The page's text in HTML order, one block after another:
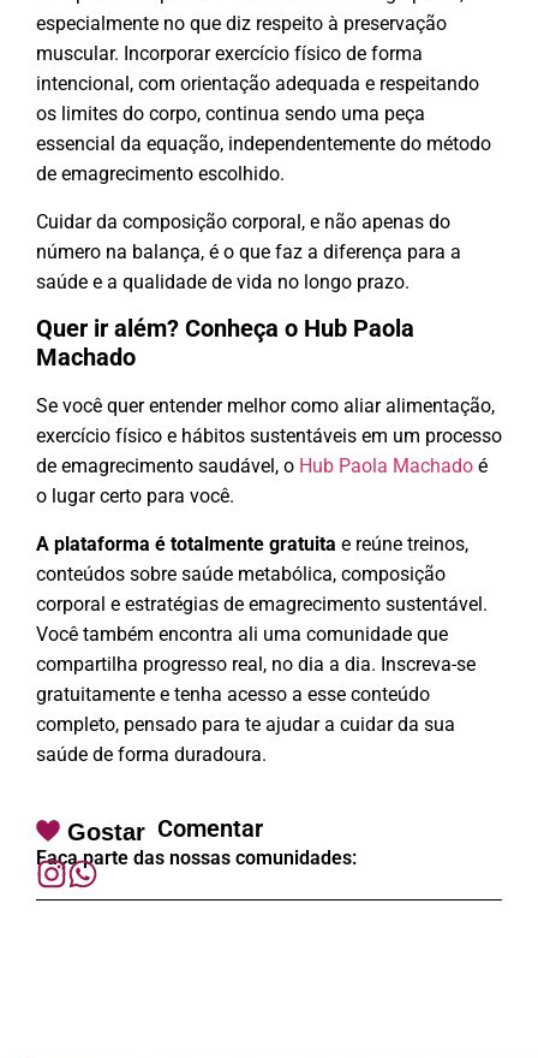
especialmente no que diz respeito à preservação
muscular. Incorporar exercício físico de forma
intencional, com orientação adequada e respeitando
os limites do corpo, continua sendo uma peça
essencial da equação, independentemente do método
de emagrecimento escolhido.
Cuidar da composição corporal, e não apenas do
número na balança, é o que faz a diferença para a
saúde e a qualidade de vida no longo prazo.
Quer ir além? Conheça o Hub Paola
Machado
Se você quer entender melhor como aliar alimentação,
exercício físico e hábitos sustentáveis em um processo
de emagrecimento saudável, o Hub Paola Machado é
o lugar certo para você.
A plataforma é totalmente gratuita e reúne treinos,
conteúdos sobre saúde metabólica, composição
corporal e estratégias de emagrecimento sustentável.
Você também encontra ali uma comunidade que
compartilha progresso real, no dia a dia. Inscreva-se
gratuitamente e tenha acesso a esse conteúdo
completo, pensado para te ajudar a cuidar da sua
saúde de forma duradoura.
Gostar Comentar
Faça parte das nossas comunidades: